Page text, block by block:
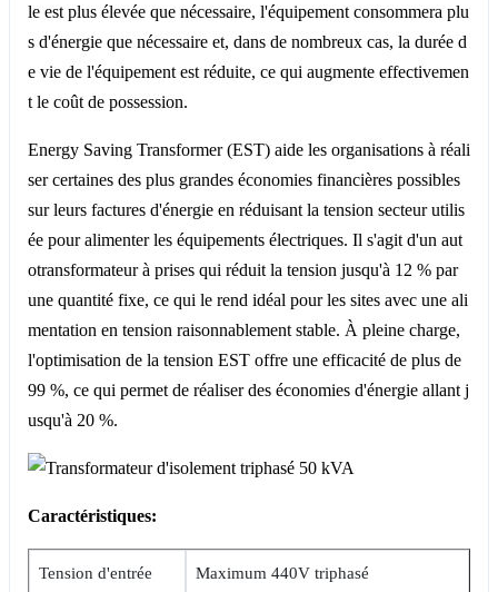
le est plus élevée que nécessaire, l'équipement consommera plu
s d'énergie que nécessaire et, dans de nombreux cas, la durée d
e vie de l'équipement est réduite, ce qui augmente effectivemen
t le coût de possession.
Energy Saving Transformer (EST) aide les organisations à réali
ser certaines des plus grandes économies financières possibles
sur leurs factures d'énergie en réduisant la tension secteur utilis
ée pour alimenter les équipements électriques. Il s'agit d'un aut
otransformateur à prises qui réduit la tension jusqu'à 12 % par
une quantité fixe, ce qui le rend idéal pour les sites avec une ali
mentation en tension raisonnablement stable. À pleine charge,
l'optimisation de la tension EST offre une efficacité de plus de
99 %, ce qui permet de réaliser des économies d'énergie allant j
usqu'à 20 %.
Caractéristiques:
Tension d'entrée Maximum 440V triphasé